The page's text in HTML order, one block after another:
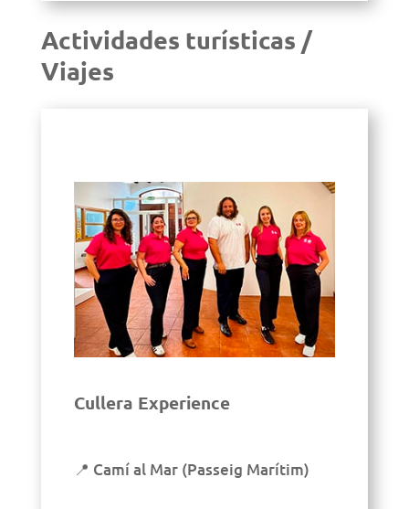
Actividades turísticas /
Viajes
Cullera Experience
📍 Camí al Mar (Passeig Marítim)